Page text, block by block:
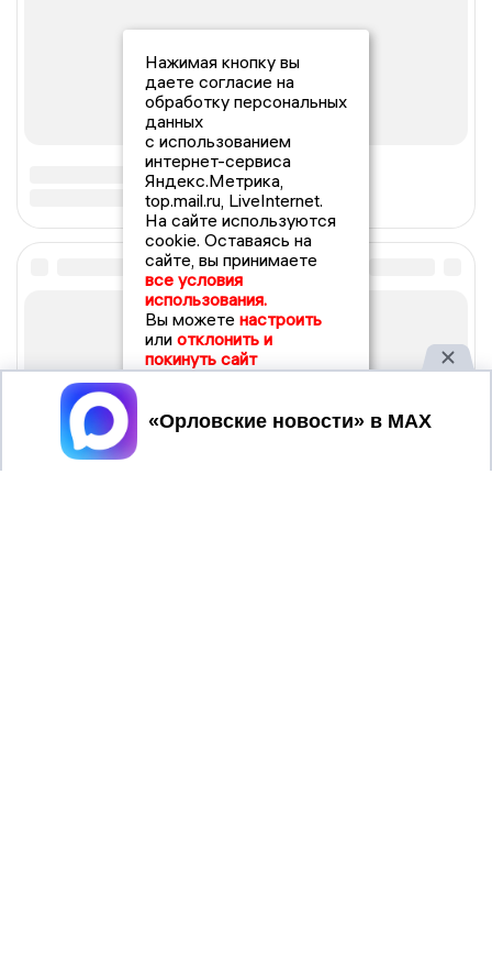
Нажимая кнопку вы
даете согласие на
обработку персональных
данных
с использованием
интернет-сервиса
Яндекс.Метрика,
top.mail.ru, LiveInternet.
На сайте используются
cookie. Оставаясь на
сайте, вы принимаете
все условия
использования.
Вы можете настроить
или отклонить и
покинуть сайт
Принять